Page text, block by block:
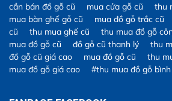
cần bán đồ gỗ cũ
mua cửa gỗ cũ thu
mua bàn ghế gỗ cũ
mua đồ gỗ trắc cũ
cũ
thu mua ghế cũ thu mua đồ gỗ
mua đồ gỗ cũ
đồ gỗ cũ thanh lý thu
đồ gỗ cũ giá cao
mua đồ gỗ cũ thu
mua đồ gỗ giá cao
#thu mua đồ gỗ